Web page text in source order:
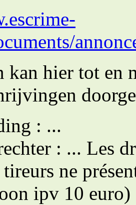
hier tot en
: ...
: ... Les
ne
ipv 10 euro)